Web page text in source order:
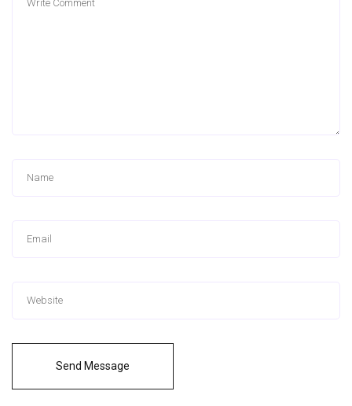
Send Message